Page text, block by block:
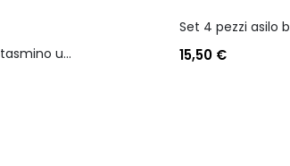
3 pezzi Fantasmino unisex diadora in cotone mercerizzato tg dalla 35 alla 46 15,50 €